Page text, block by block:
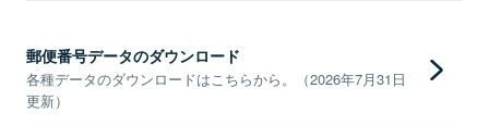
郵便番号データのダウンロード
各種データのダウンロードはこちらから。（2026年7月31日
更新）